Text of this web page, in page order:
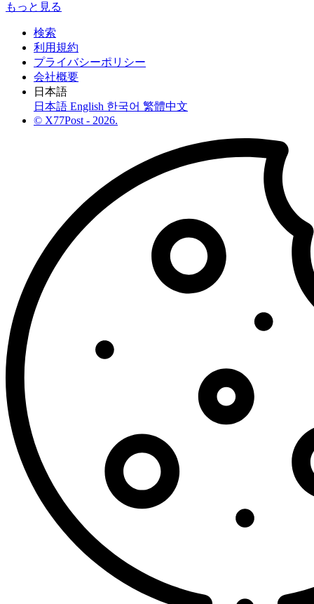
もっと見る
検索
利用規約
プライバシーポリシー
会社概要
日本語
日本語 English 한국어 繁體中文
© X77Post - 2026.